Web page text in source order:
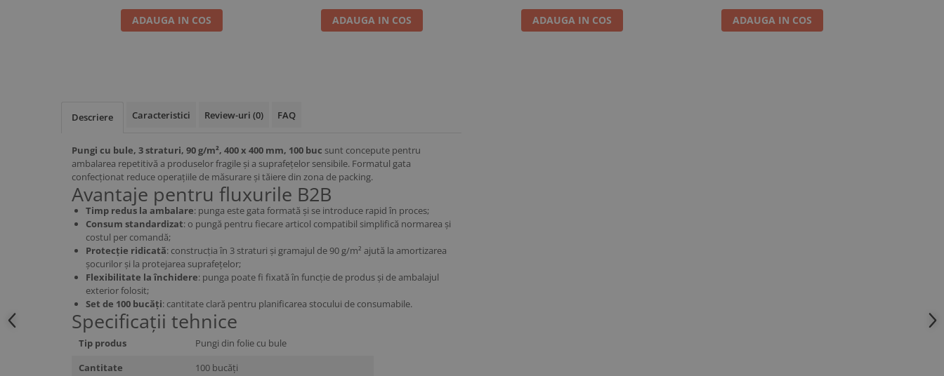
ADAUGA IN COS ADAUGA IN COS ADAUGA IN COS ADAUGA IN COS
Descriere Caracteristici Review-uri (0) FAQ
Pungi cu bule, 3 straturi, 90 g/m², 400 x 400 mm, 100 buc sunt concepute pentru
ambalarea repetitivă a produselor fragile și a suprafețelor sensibile. Formatul gata
confecționat reduce operațiile de măsurare și tăiere din zona de packing.
Avantaje pentru fluxurile B2B
Timp redus la ambalare: punga este gata formată și se introduce rapid în proces;
Consum standardizat: o pungă pentru fiecare articol compatibil simplifică normarea și
costul per comandă;
Protecție ridicată: construcția în 3 straturi și gramajul de 90 g/m² ajută la amortizarea
șocurilor și la protejarea suprafețelor;
Flexibilitate la închidere: punga poate fi fixată în funcție de produs și de ambalajul
exterior folosit;
Set de 100 bucăți: cantitate clară pentru planificarea stocului de consumabile.
Specificații tehnice
Tip produs
Pungi din folie cu bule
Cantitate
100 bucăți